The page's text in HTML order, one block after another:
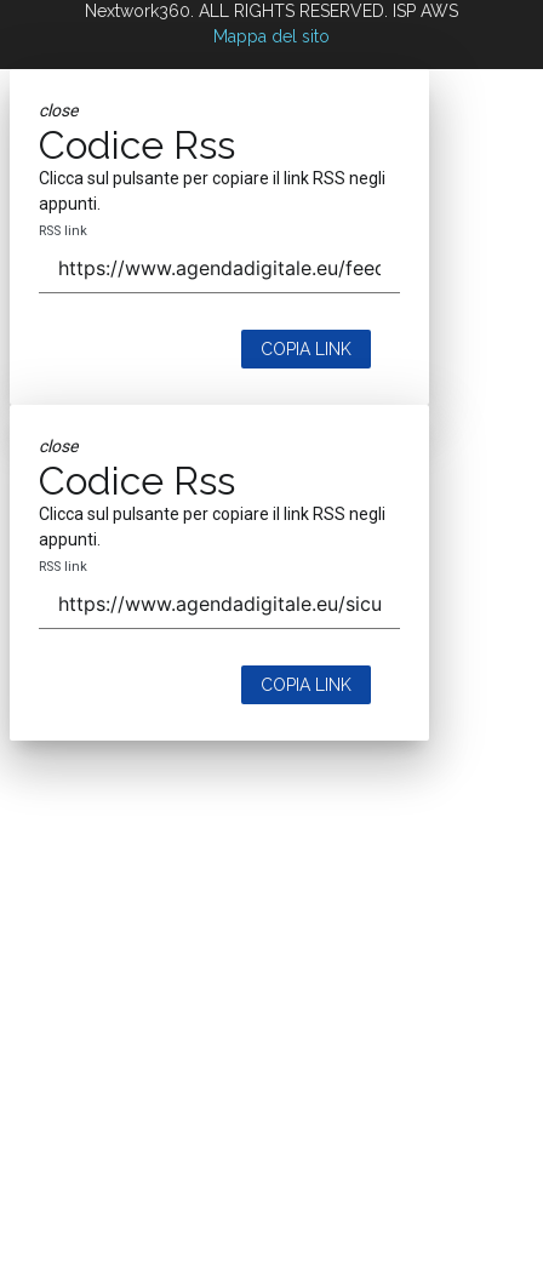
Nextwork360. ALL RIGHTS RESERVED. ISP AWS
Mappa del sito
close
Codice Rss
Clicca sul pulsante per copiare il link RSS negli
appunti.
RSS link
COPIA LINK
close
Codice Rss
Clicca sul pulsante per copiare il link RSS negli
appunti.
RSS link
COPIA LINK